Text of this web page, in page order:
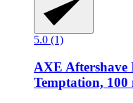
5.0 (1)
AXE Aftershave
Temptation, 100